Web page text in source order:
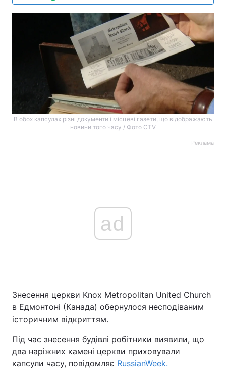
В обох капсулах різні документи і місцеві газети, що відображають
новини того часу / Фото CTV
Реклама
ad
Знесення церкви Knox Metropolitan United Church
в Едмонтоні (Канада) обернулося несподіваним
історичним відкриттям.
Під час знесення будівлі робітники виявили, що
два наріжних камені церкви приховували
капсули часу, повідомляє RussianWeek.